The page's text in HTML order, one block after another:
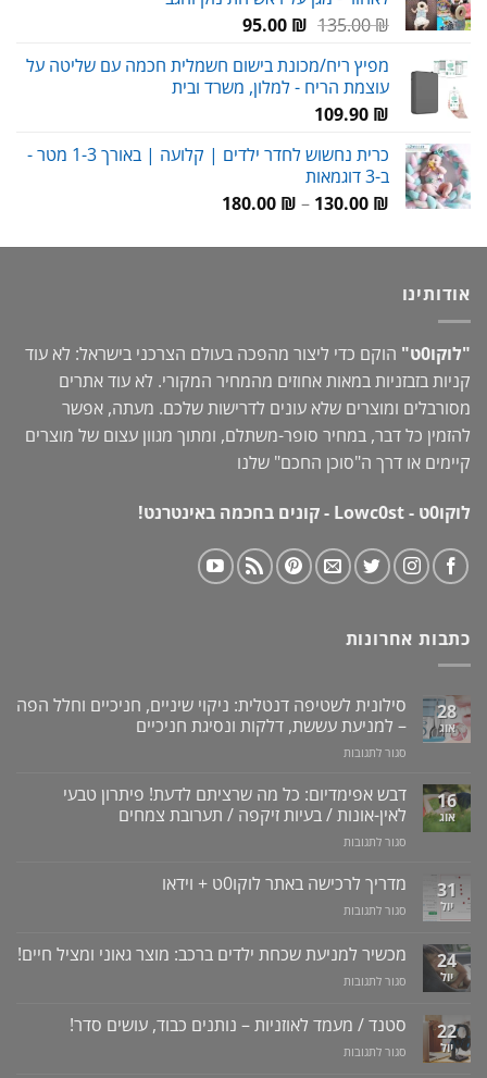
135.00₪
המחיר
היה:
135.00 ₪.
95.00 ₪
המחיר
הוא:
95.00 ₪.
מפיץ ריח/מכונת בישום חשמלית חכמה עם שליטה על
עוצמת הריח - למלון, משרד ובית
109.90 ₪
כרית נחשוש לחדר ילדים | קלועה | באורך 1-3 מטר -
ב-3 דוגמאות
130.00 ₪
–
180.00 ₪
אודותינו
"לוקו0ט"
הוקם כדי ליצור מהפכה בעולם הצרכני בישראל: לא עוד
קניות בזבזניות במאות אחוזים מהמחיר המקורי. לא עוד אתרים
מסורבלים ומוצרים שלא עונים לדרישות שלכם. מעתה, אפשר
להזמין כל דבר, במחיר סופר-משתלם, ומתוך מגוון עצום של מוצרים
קיימים או דרך ה"סוכן החכם" שלנו
לוקו0ט - Lowc0st - קונים בחכמה באינטרנט!
כתבות אחרונות
28
אוג
סילונית לשטיפה דנטלית: ניקוי שיניים, חניכיים וחלל הפה
– למניעת עששת, דלקות ונסיגת חניכיים
סגור לתגובות
לשטיפה
דנטלית:
ניקוי
שיניים,
וחלל
–
עששת,
16
אוג
דבש אפימדיום: כל מה שרציתם לדעת! פיתרון טבעי
לאין-אונות / בעיות זיקפה / תערובת צמחים
סגור לתגובות
אפימדיום:
מה
לדעת!
טבעי
/
31
יול
מדריך לרכישה באתר לוקו0ט + וידאו
סגור לתגובות
לרכישה
באתר
וידאו
24
יול
מכשיר למניעת שכחת ילדים ברכב: מוצר גאוני ומציל חיים!
סגור לתגובות
למניעת
שכחת
ילדים
22
יול
סטנד / מעמד לאוזניות – נותנים כבוד, עושים סדר!
סגור לתגובות